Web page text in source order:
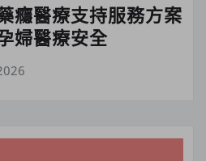
癮醫療支持服務方案
婦醫療安全